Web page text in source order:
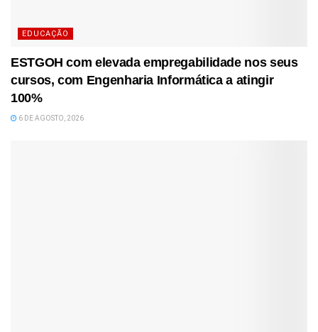
EDUCAÇÃO
ESTGOH com elevada empregabilidade nos seus
cursos, com Engenharia Informática a atingir
100%
6 DE AGOSTO, 2026